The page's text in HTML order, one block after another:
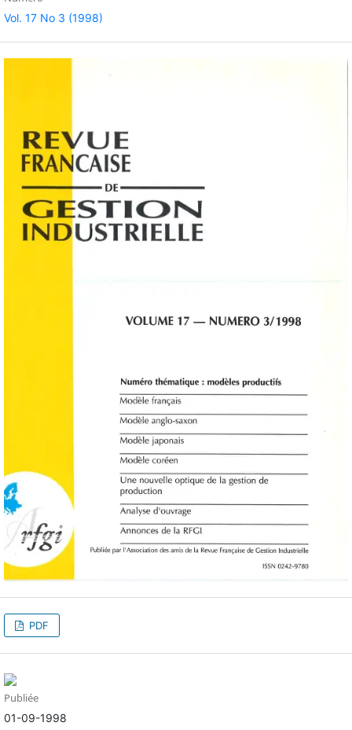
Vol. 17 No 3 (1998)
PDF
Publiée
01-09-1998